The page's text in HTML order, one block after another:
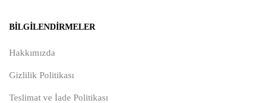
BILGILENDIRMELER
Hakkımızda
Gizlilik Politikası
Teslimat ve İade Politikası